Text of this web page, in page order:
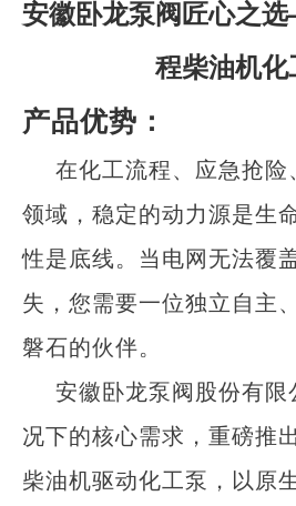
安徽卧龙泵阀匠心之选
程柴油机化
产品优势：
在化工流程、应急抢险
领域，稳定的动力源是生
性是底线。当电网无法覆
失，您需要一位独立自主
磐石的伙伴。
安徽卧龙泵阀股份有限
况下的核心需求，重磅推
柴油机驱动化工泵，以原